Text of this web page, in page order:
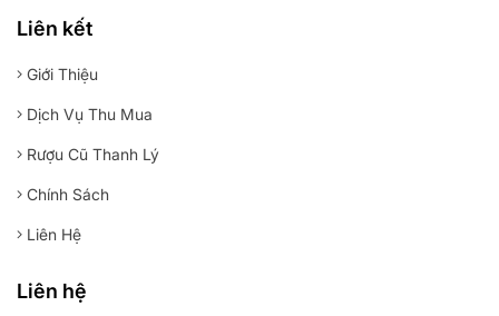
Liên kết
Giới Thiệu
Dịch Vụ Thu Mua
Rượu Cũ Thanh Lý
Chính Sách
Liên Hệ
Liên hệ